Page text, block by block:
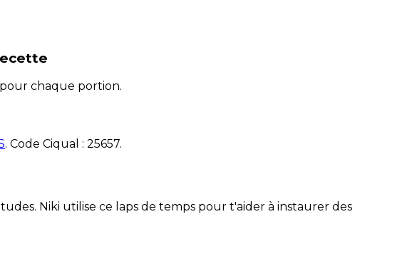
chaque portion.
. Code Ciqual : 25657.
Niki utilise ce laps de temps pour t'aider à instaurer des